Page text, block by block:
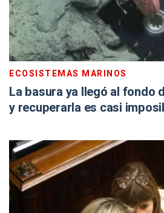
ECOSISTEMAS MARINOS
La basura ya llegó al fondo
y recuperarla es casi